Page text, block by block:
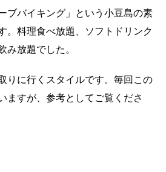
ブバイキング」という小豆島の素
。料理食べ放題、ソフトドリンク
み放題でした。
りに行くスタイルです。毎回この
ますが、参考としてご覧くださ